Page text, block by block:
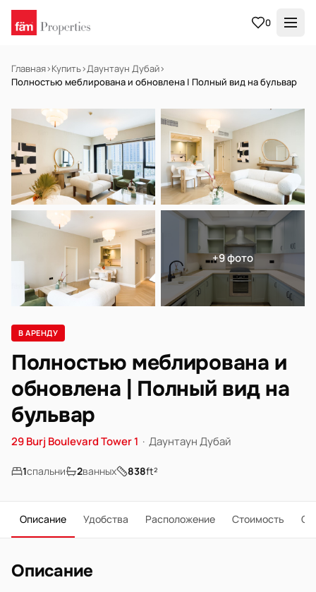
0
Главная›Купить›Даунтаун Дубай›
Полностью меблирована и обновлена | Полный вид на бульвар
В АРЕНДУ Готов к заселению
+9 фото
В АРЕНДУ
Полностью меблирована и
обновлена | Полный вид на
бульвар
29 Burj Boulevard Tower 1 · Даунтаун Дубай
1спальни 2ванных 838ft²
Описание Удобства Расположение Стоимость О
Описание